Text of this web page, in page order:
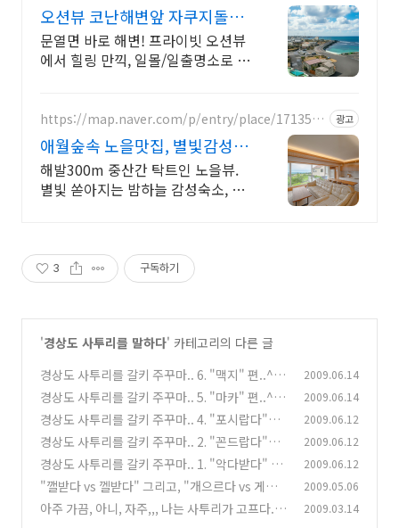
오션뷰 코난해변앞 자쿠지돌집
2인~10인 대가족/단체예약
문열면 바로 해변! 프라이빗 오션뷰
에서 힐링 만끽, 일몰/일출명소로 인
욕, 제주바다보러오세요
https://map.naver.com/p/entry/place/1713550
광고
애월숲속 노을맛집, 별빛감성 아
기용품 완벽구비, 대가족
해발300m 중산간 탁트인 노을뷰.
별빛 쏟아지는 밤하늘 감성숙소, 호
3 구독하기
'경상도 사투리를 말하다' 카테고리의 다른 글
경상도 사투리를 갈키 주꾸마.. 6. "맥지" 편..^^
(4)
2009.06.14
경상도 사투리를 갈키 주꾸마.. 5. "마카" 편..^^
(32)
2009.06.14
경상도 사투리를 갈키 주꾸마.. 4. "포시랍다"
편..^^
(14)
2009.06.12
경상도 사투리를 갈키 주꾸마.. 2. "꼰드랍다"
편..^^
(8)
2009.06.12
경상도 사투리를 갈키 주꾸마.. 1. "악다받다" &
"아망시다" 편..^^
(20)
2009.06.12
"깰받다 vs 껠받다" 그리고, "개으르다 vs 게으
르다".. (8)
2009.05.06
아주 가끔, 아니, 자주,,, 나는 사투리가 고프다.
(1
2009.03.14